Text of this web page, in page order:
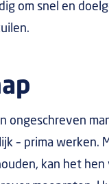
om snel en
ongeschreven
– prima werken.
kan het